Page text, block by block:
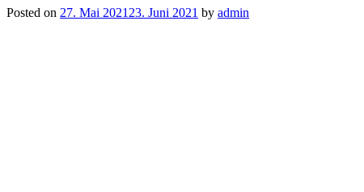
Posted on 27. Mai 2021 23. Juni 2021 by admin